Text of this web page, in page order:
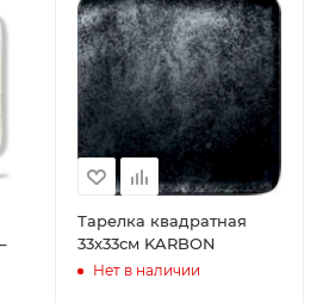
Тарелка квадратная
33x33см KARBON
Нет в наличии